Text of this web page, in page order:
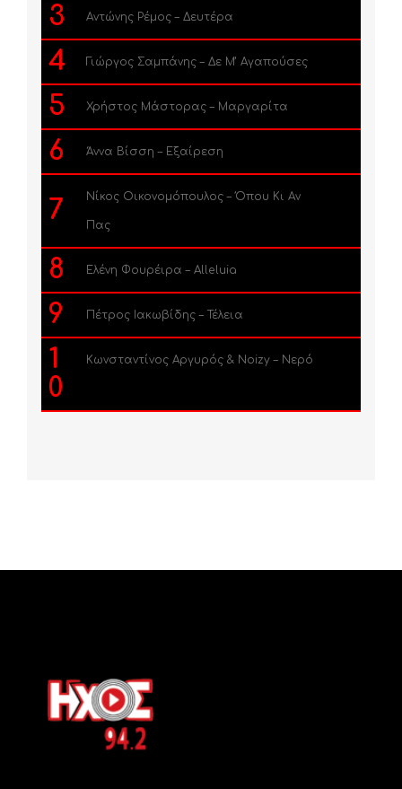
3 Αντώνης Ρέμος – Δευτέρα
4 Γιώργος Σαμπάνης – Δε Μ’ Αγαπούσες
5 Χρήστος Μάστορας – Μαργαρίτα
6 Άννα Βίσση – Εξαίρεση
7 Νίκος Οικονομόπουλος – Όπου Κι Αν
Πας
8 Ελένη Φουρέιρα – Alleluia
9 Πέτρος Ιακωβίδης – Τέλεια
1
0
Κωνσταντίνος Αργυρός & Noizy – Νερό